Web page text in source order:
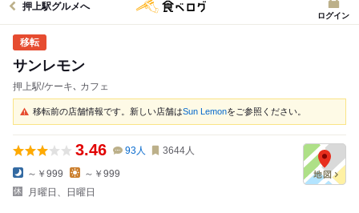
押上駅グルメへ
ログイン
サンレモン
押上駅/ケーキ､ カフェ
移転前の店舗情報です。新しい店舗はSun Lemonをご参照ください。
3.46 93人 3644人
～￥999
～￥999
月曜日、日曜日